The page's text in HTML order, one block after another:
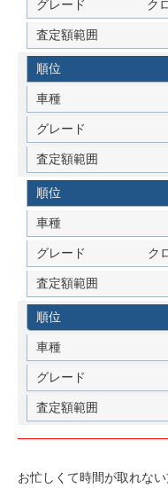
ク
ク
お忙しくて時間が取れな